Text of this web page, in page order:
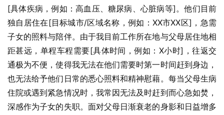
[具体疾病，例如：高血压、糖尿病、心脏病等]。他们目前
独自居住在[目标城市/区域名称，例如：XX市XX区]，急需
子女的照料与陪伴。由于我目前工作所在地与父母居住地相
距甚远，单程车程需要[具体时间，例如：X小时]，往返交
通极为不便，使得我无法在他们需要时第一时间赶到身边，
也无法给予他们日常的悉心照料和精神慰藉。每当父母生病
住院或遇到紧急情况时，我常因无法及时赶到而心急如焚，
深感作为子女的失职。面对父母日渐衰老的身影和日益增多